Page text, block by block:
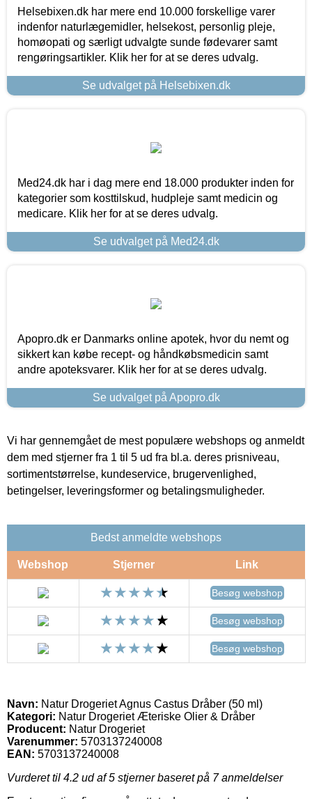
Helsebixen.dk har mere end 10.000 forskellige varer
indenfor naturlægemidler, helsekost, personlig pleje,
homøopati og særligt udvalgte sunde fødevarer samt
rengøringsartikler. Klik her for at se deres udvalg.
Se udvalget på Helsebixen.dk
Med24.dk har i dag mere end 18.000 produkter inden for
kategorier som kosttilskud, hudpleje samt medicin og
medicare. Klik her for at se deres udvalg.
Se udvalget på Med24.dk
Apopro.dk er Danmarks online apotek, hvor du nemt og
sikkert kan købe recept- og håndkøbsmedicin samt
andre apoteksvarer. Klik her for at se deres udvalg.
Se udvalget på Apopro.dk
Vi har gennemgået de mest populære webshops og anmeldt
dem med stjerner fra 1 til 5 ud fra bl.a. deres prisniveau,
sortimentstørrelse, kundeservice, brugervenlighed,
betingelser, leveringsformer og betalingsmuligheder.
Bedst anmeldte webshops
Webshop Stjerner Link
Besøg webshop
Besøg webshop
Besøg webshop
Navn: Natur Drogeriet Agnus Castus Dråber (50 ml)
Kategori: Natur Drogeriet Æteriske Olier & Dråber
Producent: Natur Drogeriet
Varenummer: 5703137240008
EAN: 5703137240008
Vurderet til 4.2 ud af 5 stjerner baseret på 7anmeldelser